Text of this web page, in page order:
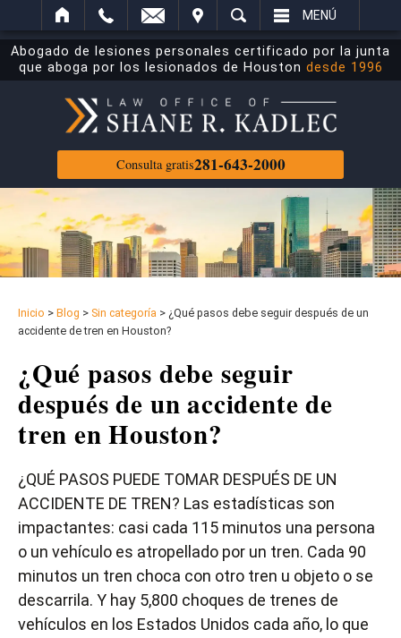
BUSCAR MENÚ
Abogado de lesiones personales certificado por la junta
que aboga por los lesionados de Houston desde 1996
Consulta gratis281-643-2000
Inicio > Blog > Sin categoría > ¿Qué pasos debe seguir después de un
accidente de tren en Houston?
¿Qué pasos debe seguir
después de un accidente de
tren en Houston?
¿QUÉ PASOS PUEDE TOMAR DESPUÉS DE UN
ACCIDENTE DE TREN? Las estadísticas son
impactantes: casi cada 115 minutos una persona
o un vehículo es atropellado por un tren. Cada 90
minutos un tren choca con otro tren u objeto o se
descarrila. Y hay 5,800 choques de trenes de
vehículos en los Estados Unidos cada año, lo que